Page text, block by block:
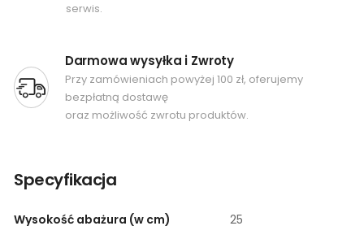
serwis.
Darmowa wysyłka i Zwroty
Przy zamówieniach powyżej 100 zł, oferujemy
bezpłatną dostawę
oraz możliwość zwrotu produktów.
Specyfikacja
Wysokość abażura (w cm) 25